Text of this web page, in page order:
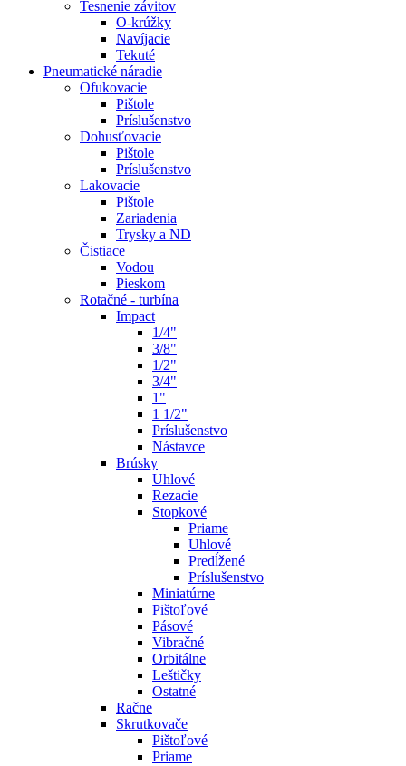
Tesnenie závitov
O-krúžky
Navíjacie
Tekuté
Pneumatické náradie
Ofukovacie
Pištole
Príslušenstvo
Dohusťovacie
Pištole
Príslušenstvo
Lakovacie
Pištole
Zariadenia
Trysky a ND
Čistiace
Vodou
Pieskom
Rotačné - turbína
Impact
1/4"
3/8"
1/2"
3/4"
1"
1 1/2"
Príslušenstvo
Nástavce
Brúsky
Uhlové
Rezacie
Stopkové
Priame
Uhlové
Predĺžené
Príslušenstvo
Miniatúrne
Pištoľové
Pásové
Vibračné
Orbitálne
Leštičky
Ostatné
Račne
Skrutkovače
Pištoľové
Priame